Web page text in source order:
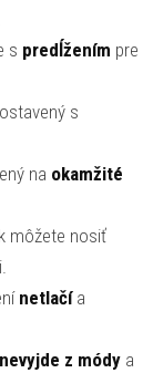
s predĺžením pre
s
na okamžité
môžete nosiť
netlačía
z módy a